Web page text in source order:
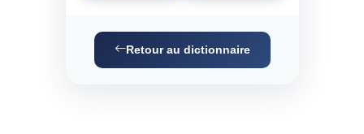
Retour au dictionnaire